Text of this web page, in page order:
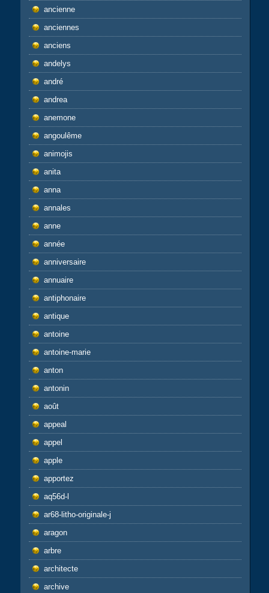
ancienne
anciennes
anciens
andelys
andré
andrea
anemone
angoulême
animojis
anita
anna
annales
anne
année
anniversaire
annuaire
antiphonaire
antique
antoine
antoine-marie
anton
antonin
août
appeal
appel
apple
apportez
aq56d-l
ar68-litho-originale-j
aragon
arbre
architecte
archive